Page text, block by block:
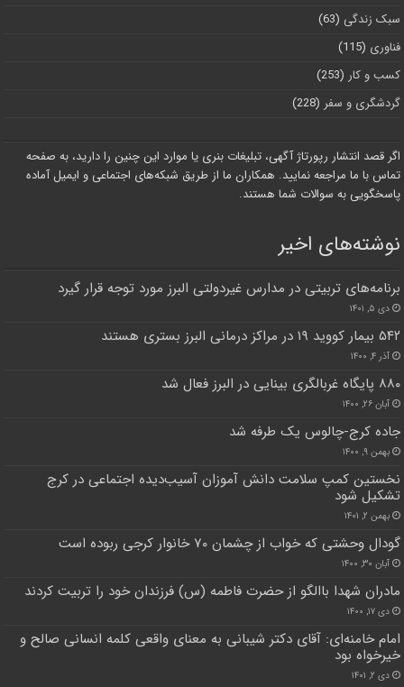
سبک زندگی (63)
فناوری (115)
کسب و کار (253)
گردشگری و سفر (228)
اگر قصد انتشار رپورتاژ آگهی، تبلیغات بنری یا موارد این چنین را دارید، به صفحه
تماس با ما مراجعه نمایید. همکاران ما از طریق شبکه‌های اجتماعی و ایمیل آماده
پاسخگویی به سوالات شما هستند.
نوشته‌های اخیر
برنامه‌های تربیتی در مدارس غیردولتی البرز مورد توجه قرار گیرد
دی ۵, ۱۴۰۱
۵۴۲ بیمار کووید ۱۹ در مراکز درمانی البرز بستری هستند
آذر ۴, ۱۴۰۰
۸۸۰ پایگاه غربالگری بینایی در البرز فعال شد
آبان ۲۶, ۱۴۰۰
جاده کرج-چالوس یک طرفه شد
بهمن ۹, ۱۴۰۰
نخستین کمپ سلامت دانش آموزان آسیب‌دیده اجتماعی در کرج
تشکیل شود
بهمن ۲, ۱۴۰۱
گودال وحشتی که خواب از چشمان ۷۰ خانوار کرجی ربوده است
آبان ۳۰, ۱۴۰۰
مادران شهدا باالگو از حضرت فاطمه (س) فرزندان خود را تربیت کردند
دی ۱۷, ۱۴۰۰
امام خامنه‌ای: آقای دکتر شیبانی به معنای واقعی کلمه انسانی صالح و
خیرخواه بود
دی ۲, ۱۴۰۱